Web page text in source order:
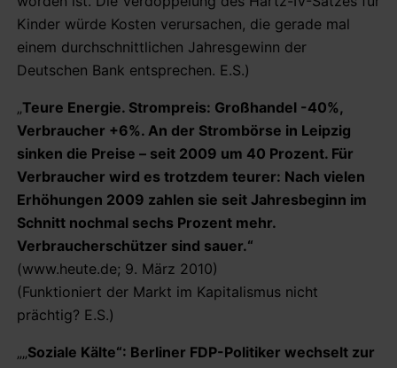
Kinder würde Kosten verursachen, die gerade mal
einem durchschnittlichen Jahresgewinn der
Deutschen Bank entsprechen. E.S.)
„Teure Energie. Strompreis: Großhandel -40%,
Verbraucher +6%. An der Strombörse in Leipzig
sinken die Preise – seit 2009 um 40 Prozent. Für
Verbraucher wird es trotzdem teurer: Nach vielen
Erhöhungen 2009 zahlen sie seit Jahresbeginn im
Schnitt nochmal sechs Prozent mehr.
Verbraucherschützer sind sauer.“
(www.heute.de; 9. März 2010)
(Funktioniert der Markt im Kapitalismus nicht
prächtig? E.S.)
„„Soziale Kälte“: Berliner FDP-Politiker wechselt zur